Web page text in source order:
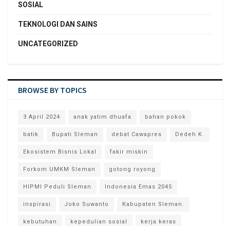
SOSIAL
TEKNOLOGI DAN SAINS
UNCATEGORIZED
BROWSE BY TOPICS
3 April 2024 anak yatim dhuafa bahan pokok
batik Bupati Sleman debat Cawapres Dedeh K.
Ekosistem Bisnis Lokal fakir miskin
Forkom UMKM Sleman gotong royong
HIPMI Peduli Sleman Indonesia Emas 2045
inspirasi Joko Suwanto Kabupaten Sleman.
kebutuhan kepedulian sosial kerja keras